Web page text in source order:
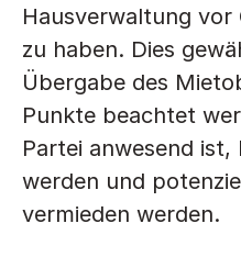
Hausverwaltung vor
zu haben. Dies
Übergabe des
Punkte beachtet
Partei anwesend ist,
werden und
vermieden werden.